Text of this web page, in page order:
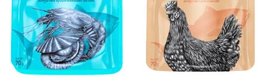
產
品
頁
選
選